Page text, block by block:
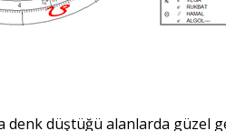
denk düştüğü alanlarda güzel